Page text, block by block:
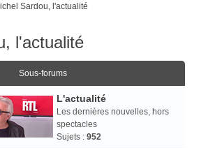
Sardou, l'actualité
l'actualité
Sous-forums
L'actualité
Les dernières nouvelles, hors
spectacles
Sujets : 952